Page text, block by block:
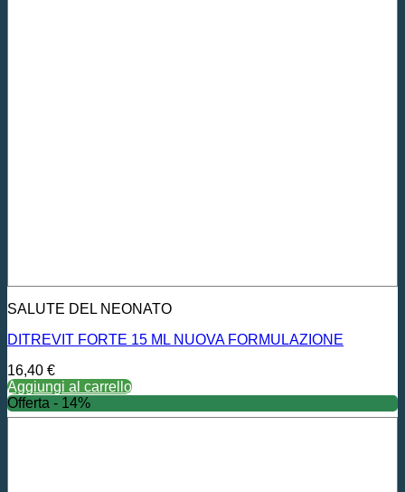
SALUTE DEL NEONATO
DITREVIT FORTE 15 ML NUOVA FORMULAZIONE
16,40 €
Aggiungi al carrello
Offerta - 14%